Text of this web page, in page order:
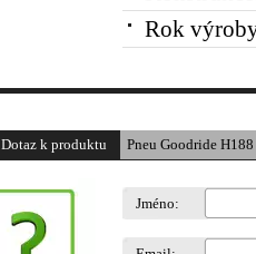
Rok
Dotaz k produktu Pneu Goodride
Jméno: